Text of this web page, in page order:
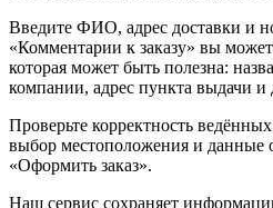
Введите ФИО, адрес доставки и
«Комментарии к заказу» вы
которая может быть полезна:
компании, адрес пункта выдачи и
Проверьте корректность
выбор местоположения и данные
«Оформить заказ».
Наш сервис сохраняет